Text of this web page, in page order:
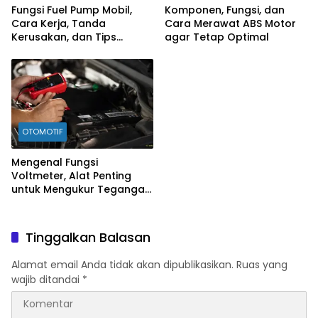
Fungsi Fuel Pump Mobil,
Cara Kerja, Tanda
Kerusakan, dan Tips
Komponen, Fungsi, dan
Cara Merawat ABS Motor
agar Tetap Optimal
OTOMOTIF
Mengenal Fungsi
Voltmeter, Alat Penting
untuk Mengukur Tegangan
Tinggalkan Balasan
Alamat email Anda tidak akan dipublikasikan. Ruas yang
wajib ditandai *